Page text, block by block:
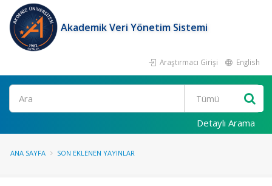
Akademik Veri Yönetim Sistemi
Araştırmacı Girişi English
Ara
Detaylı Arama
ANA SAYFA SON EKLENEN YAYINLAR